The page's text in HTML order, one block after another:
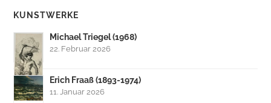
KUNSTWERKE
Michael Triegel (1968)
22. Februar 2026
Erich Fraaß (1893-1974)
11. Januar 2026